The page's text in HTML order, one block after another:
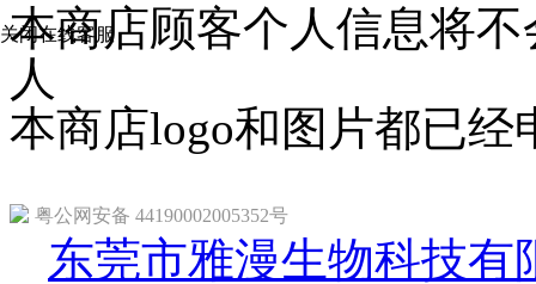
关闭在线客服
本商店顾客个人信息将
人
本商店logo和图片都已
粤公网安备 44190002005352号
东莞市雅漫生物科技有